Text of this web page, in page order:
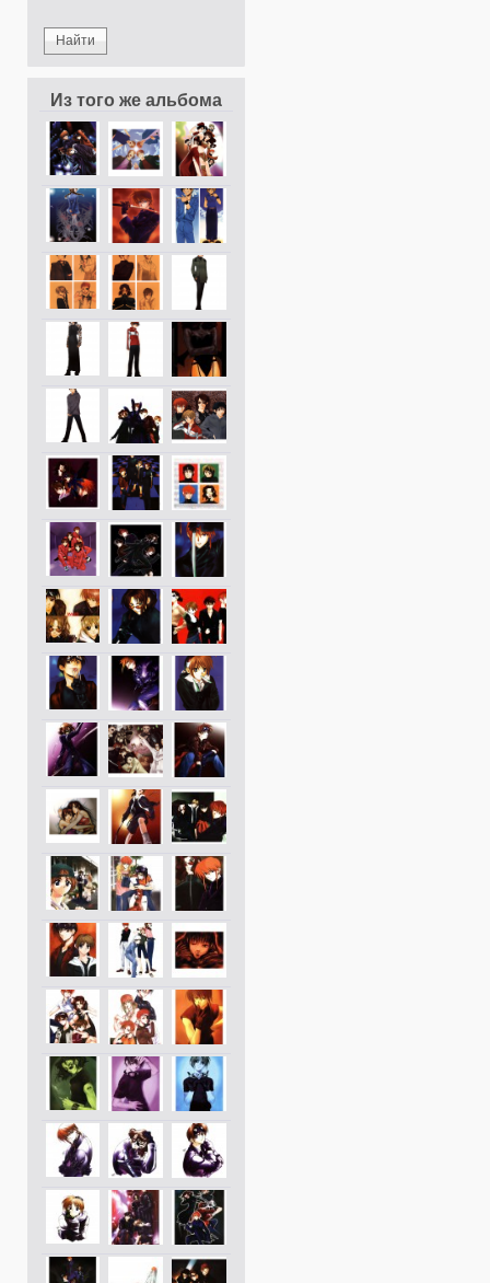
Из того же альбома